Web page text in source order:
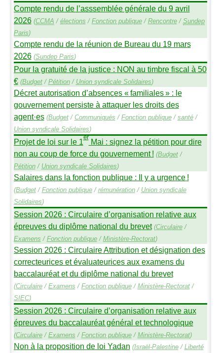
Compte rendu de l’asssemblée générale du 9 avril
2026 (CCMA / élections / Fonction publique/ Rencontre/ Sundep
Paris)
Compte rendu de la réunion de Bureau du 19 mars
2026 (SundepParis)
Pour la gratuité de la justice : NON au timbre fiscal à 50
€ (Budget/ Pétition/ Union syndicale Solidaires)
Décret autorisation d’absences «familiales» : le
gouvernement persiste à attaquer les droits des
agent·es (Budget/ Communiqués / Fonction publique/ santé/
Union syndicale Solidaires)
Projet de loi sur le 1erMai : signez la pétition pour dire
non au coup de force du gouvernement ! (Budget/
Pétition/ Union syndicale Solidaires)
Salaires dans la fonction publique : Il y a urgence !
(Budget/ Fonction publique/ rémunération/ Union syndicale
Solidaires)
Session 2026 : Circulaire d’organisation relative aux
épreuves du diplôme national du brevet (Circulaire/
Examens / Fonction publique/ Ministère-Rectorat)
Session 2026 : Circulaire Attribution et désignation des
correcteurices et évaluateurices aux examens du
baccalauréat et du diplôme national du brevet
(Circulaire/ Examens / Fonction publique/ Ministère-Rectorat/
SIEC)
Session 2026 : Circulaire d’organisation relative aux
épreuves du baccalauréat général et technologique
(Circulaire/ Examens / Fonction publique/ Ministère-Rectorat)
Non à la proposition de loi Yadan (Israël-Palestine/ Liberté